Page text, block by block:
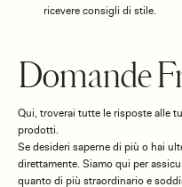
ricevere consigli di stile.
Domande
Qui, troverai tutte le risposte alle
prodotti.
Se desideri saperne di più o hai
direttamente. Siamo qui per
quanto di più straordinario e